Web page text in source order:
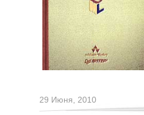
29 Июня, 2010